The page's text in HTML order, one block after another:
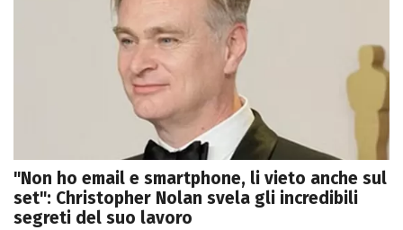
"Non ho email e smartphone, li vieto anche sul
set": Christopher Nolan svela gli incredibili
segreti del suo lavoro